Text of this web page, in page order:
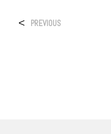
< PREVIOUS